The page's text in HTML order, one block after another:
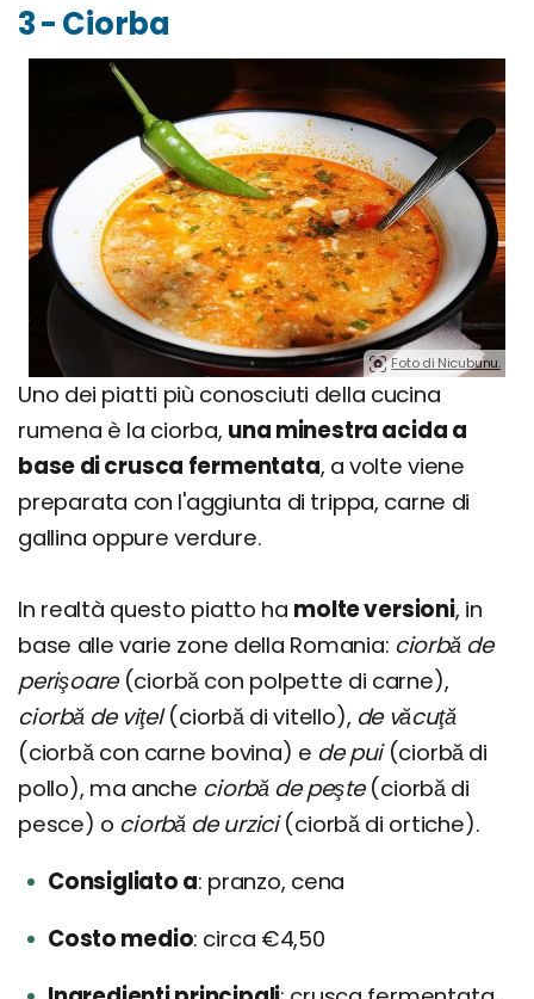
3 - Ciorba
Foto di Nicubunu.
Uno dei piatti più conosciuti della cucina
rumena è la ciorba, una minestra acida a
base di crusca fermentata, a volte viene
preparata con l'aggiunta di trippa, carne di
gallina oppure verdure.
In realtà questo piatto ha molte versioni, in
base alle varie zone della Romania: ciorbă de
perişoare(ciorbă con polpette di carne),
ciorbă de viţel(ciorbă di vitello), de văcuţă
(ciorbă con carne bovina) e de pui(ciorbă di
pollo), ma anche ciorbă de peşte(ciorbă di
pesce) o ciorbă de urzici(ciorbă di ortiche).
Consigliato a pranzo, cena
Costo medio circa €4,50